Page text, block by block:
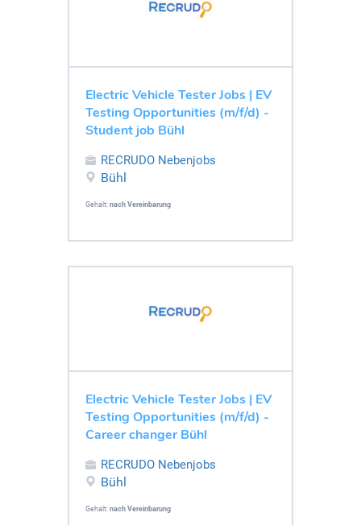
Electric Vehicle Tester Jobs | EV
Testing Opportunities (m/f/d) -
Student job Bühl
RECRUDO Nebenjobs
Bühl
Gehalt: nach Vereinbarung
Electric Vehicle Tester Jobs | EV
Testing Opportunities (m/f/d) -
Career changer Bühl
RECRUDO Nebenjobs
Bühl
Gehalt: nach Vereinbarung